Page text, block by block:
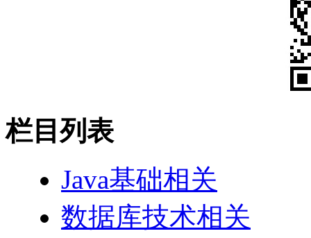
栏目列表
Java基础相关
数据库技术相关